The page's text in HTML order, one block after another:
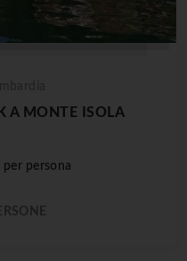
A MONTE ISOLA
per persona